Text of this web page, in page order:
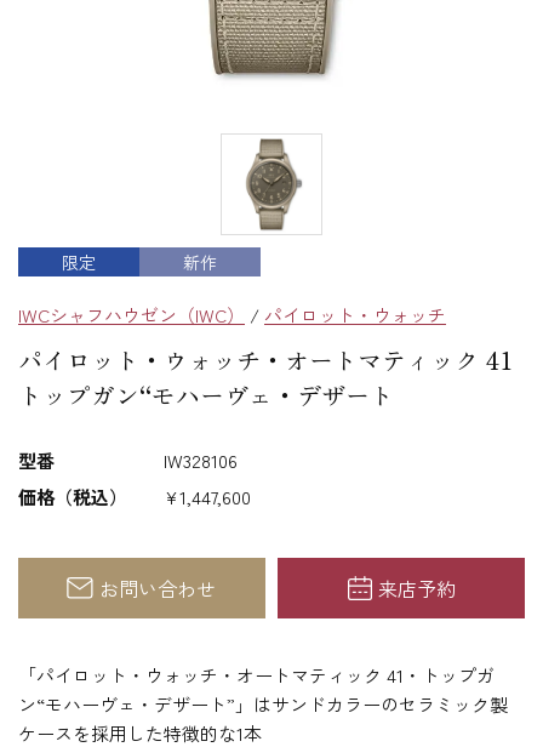
限定 新作
IWCシャフハウゼン（IWC） / パイロット・ウォッチ
パイロット・ウォッチ・オートマティック 41
トップガン“モハーヴェ・デザート
型番
IW328106
価格（税込）
¥1,447,600
お問い合わせ 来店予約
「パイロット・ウォッチ・オートマティック 41・トップガ
ン“モハーヴェ・デザート”」はサンドカラーのセラミック製
ケースを採用した特徴的な1本